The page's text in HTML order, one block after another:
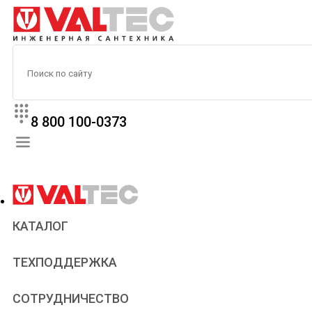
8 800 100-0373
КАТАЛОГ
ТЕХПОДДЕРЖКА
Паспорта и сертификаты
Статьи
СОТРУДНИЧЕСТВО
Сантехникам